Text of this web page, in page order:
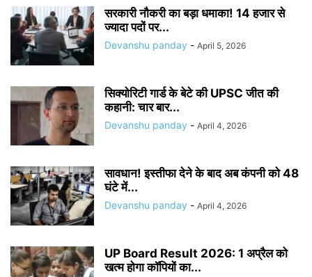
सरकारी नौकरी का बड़ा धमाका! 14 हजार से
ज्यादा पदों पर...
Devanshu panday - April 5, 2026
सिक्योरिटी गार्ड के बेटे की UPSC जीत की
कहानी: चार बार...
Devanshu panday - April 4, 2026
सावधान! इस्तीफा देने के बाद अब कंपनी को 48
घंटे में...
Devanshu panday - April 4, 2026
UP Board Result 2026: 1 अप्रैल को
खत्म होगा कॉपियों का...